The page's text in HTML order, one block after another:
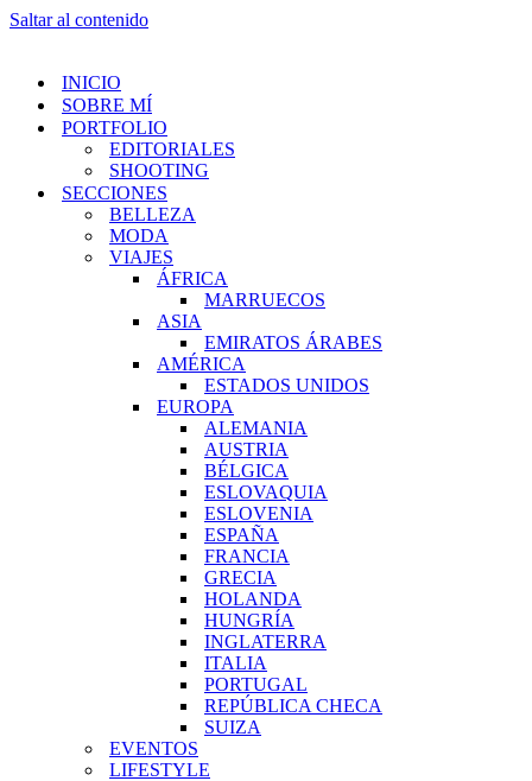
Saltar al contenido
INICIO
SOBRE MÍ
PORTFOLIO
EDITORIALES
SHOOTING
SECCIONES
BELLEZA
MODA
VIAJES
ÁFRICA
MARRUECOS
ASIA
EMIRATOS ÁRABES
AMÉRICA
ESTADOS UNIDOS
EUROPA
ALEMANIA
AUSTRIA
BÉLGICA
ESLOVAQUIA
ESLOVENIA
ESPAÑA
FRANCIA
GRECIA
HOLANDA
HUNGRÍA
INGLATERRA
ITALIA
PORTUGAL
REPÚBLICA CHECA
SUIZA
EVENTOS
LIFESTYLE